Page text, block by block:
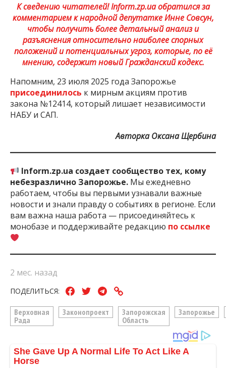
К сведению читателей! Inform.zp.ua обратился за
комментарием к народной депутатке Инне Совсун,
чтобы получить более детальный анализ и
разъяснения относительно наиболее спорных
положений и потенциальных угроз, которые, по её
мнению, содержит новый Гражданский кодекс.
Напомним, 23 июля 2025 года Запорожье
присоединилось к мирным акциям против
закона №12414, который лишает независимости
НАБУ и САП.
Авторка Оксана Щербина
Inform.zp.ua создает сообщество тех, кому
небезразлично Запорожье. Мы ежедневно
работаем, чтобы вы первыми узнавали важные
новости и знали правду о событиях в регионе. Если
вам важна наша работа — присоединяйтесь к
монобазе и поддерживайте редакцию по ссылке
2 мес. назад
ПОДЕЛИТЬСЯ:
Верховная
Рада
Законопроект
Запорожская
Область
Запорожье